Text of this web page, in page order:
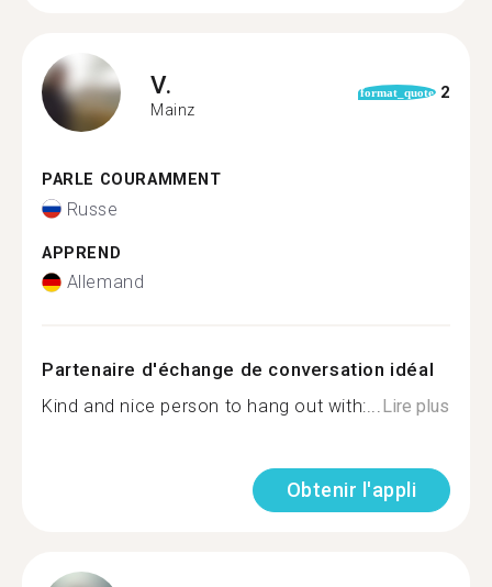
V.
Mainz
format_quote 2
PARLE COURAMMENT
Russe
APPREND
Allemand
Partenaire d'échange de conversation idéal
Kind and nice person to hang out with:...Lire plus
Obtenir l'appli